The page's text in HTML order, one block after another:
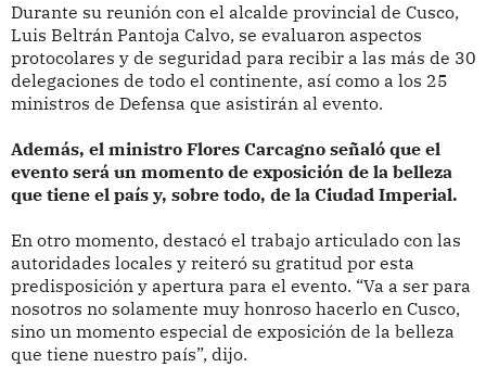
Durante su reunión con el alcalde provincial de Cusco,
Luis Beltrán Pantoja Calvo, se evaluaron aspectos
protocolares y de seguridad para recibir a las más de 30
delegaciones de todo el continente, así como a los 25
ministros de Defensa que asistirán al evento.
Además, el ministro Flores Carcagno señaló que el
evento será un momento de exposición de la belleza
que tiene el país y, sobre todo, de la Ciudad Imperial.
En otro momento, destacó el trabajo articulado con las
autoridades locales y reiteró su gratitud por esta
predisposición y apertura para el evento. “Va a ser para
nosotros no solamente muy honroso hacerlo en Cusco,
sino un momento especial de exposición de la belleza
que tiene nuestro país”, dijo.